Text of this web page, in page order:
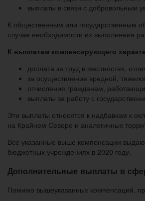
выплаты в связи с добровольным
К общественным или государственным
случае необходимости их выполнения
К выплатам компенсирующего
доплата за труд в местностях,
за осуществление вредной,
отчисления гражданам,
выплаты за работу с
Эти выплаты относятся к надбавкам к
на Крайнем Севере и аналогичных
Все указанные выше компенсации
бюджетных учреждениях в 2020 году.
Дополнительные выплаты в
Помимо вышеуказанных компенсаций,